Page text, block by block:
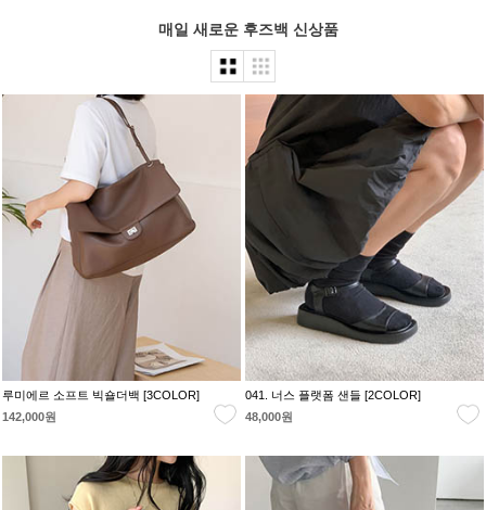
매일 새로운 후즈백 신상품
루미에르 소프트 빅숄더백 [3COLOR]
142,000원
041. 너스 플랫폼 샌들 [2COLOR]
48,000원